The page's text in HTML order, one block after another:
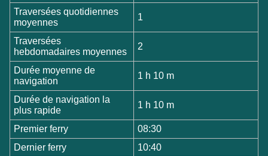
Traversées quotidiennes
moyennes
1
Traversées
hebdomadaires moyennes
2
Durée moyenne de
navigation
1 h 10 m
Durée de navigation la
plus rapide
1 h 10 m
Premier ferry
08:30
Dernier ferry
10:40